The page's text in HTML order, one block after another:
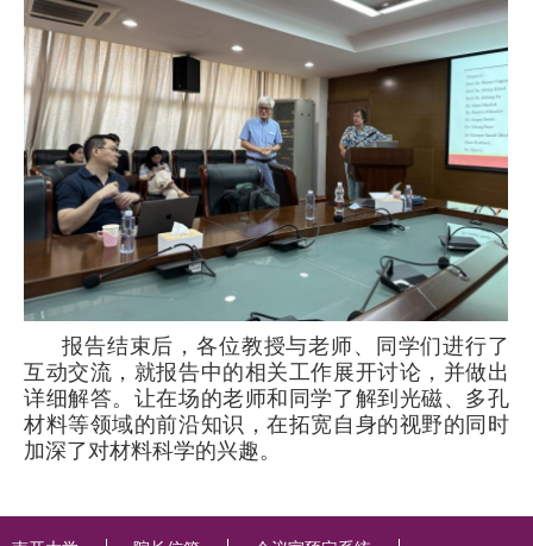
报告结束后，各位教授与老师 、
同学们进行了
互动交流 ，就报告中的相关工作展开讨论 ，并做出
详细解答。让在场的老师和同学了解到光磁、多孔
材料等领域的前沿知识，在拓宽自身的视野的同时
加深了对材料科学的兴趣。